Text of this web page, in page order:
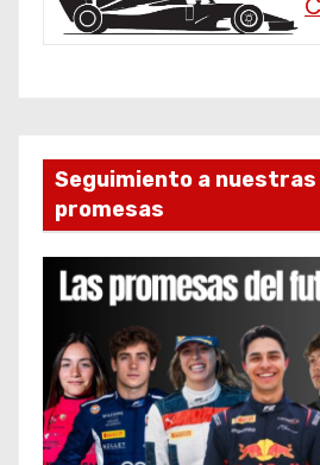
Seguimiento a nuestras
promesas